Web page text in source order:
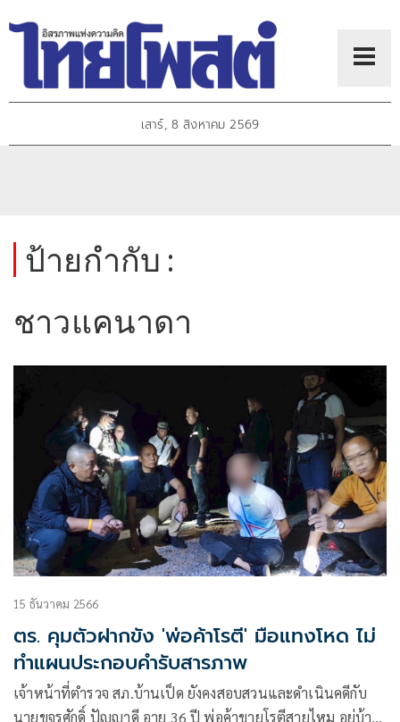
เสาร์, 8 สิงหาคม 2569
ป้ายกำกับ :
ชาวแคนาดา
15 ธันวาคม 2566
ตร. คุมตัวฝากขัง 'พ่อค้าโรตี' มือแทงโหด ไม่
ทำแผนประกอบคำรับสารภาพ
เจ้าหน้าที่ตำรวจ สภ.บ้านเป็ด ยังคงสอบสวนและดำเนินคดีกับ
นายขจรศักดิ์ ปัญญาดี อายุ 36 ปี พ่อค้าขายโรตีสายไหม อยู่บ้าน